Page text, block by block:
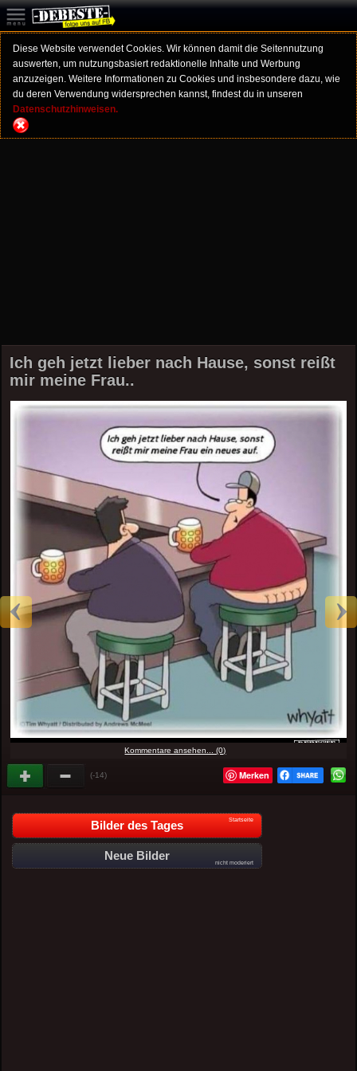
Diese Website verwendet Cookies. Wir können damit die Seitennutzung
auswerten, um nutzungsbasiert redaktionelle Inhalte und Werbung
anzuzeigen. Weitere Informationen zu Cookies und insbesondere dazu, wie
du deren Verwendung widersprechen kannst, findest du in unseren
Datenschutzhinweisen.
Ich geh jetzt lieber nach Hause, sonst reißt
mir meine Frau..
Kommentare ansehen... (0)
(-14) Merken
Bilder des Tages Startseite
Neue Bilder
nicht moderiert